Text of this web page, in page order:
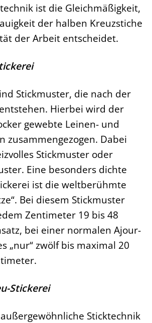
ist die Gleichmäßigkeit,
der halben Kreuzstiche
der Arbeit entscheidet.
Stickmuster, die nach der
Hierbei wird der
gewebte Leinen- und
zusammengezogen. Dabei
Stickmuster oder
Eine besonders dichte
ist die weltberühmte
Bei diesem Stickmuster
Zentimeter 19 bis 48
bei einer normalen Ajour-
„nur“ zwölf bis maximal 20
Stickerei
Sticktechnik